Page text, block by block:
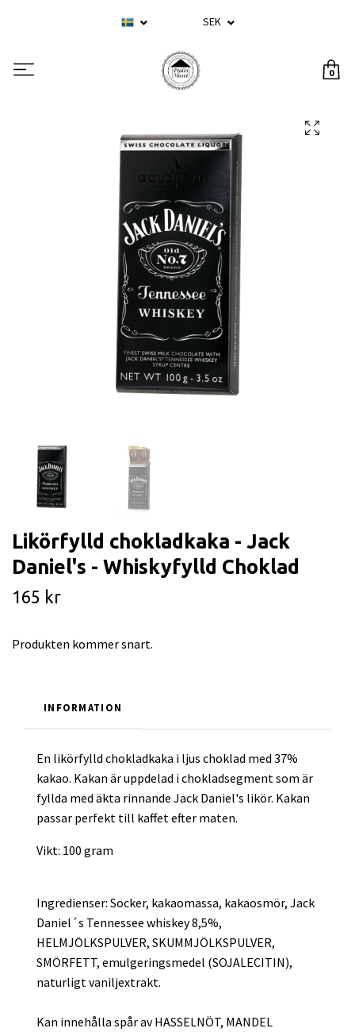
SEK
0
Likörfylld chokladkaka - Jack
Daniel's - Whiskyfylld Choklad
165 kr
Produkten kommer snart.
INFORMATION
En likörfylld chokladkaka i ljus choklad med 37%
kakao. Kakan är uppdelad i chokladsegment som är
fyllda med äkta rinnande Jack Daniel's likör. Kakan
passar perfekt till kaffet efter maten.
Vikt: 100 gram
Ingredienser: Socker, kakaomassa, kakaosmör, Jack
Daniel´s Tennessee whiskey 8,5%,
HELMJÖLKSPULVER, SKUMMJÖLKSPULVER,
SMÖRFETT, emulgeringsmedel (SOJALECITIN),
naturligt vaniljextrakt.
Kan innehålla spår av HASSELNÖT, MANDEL